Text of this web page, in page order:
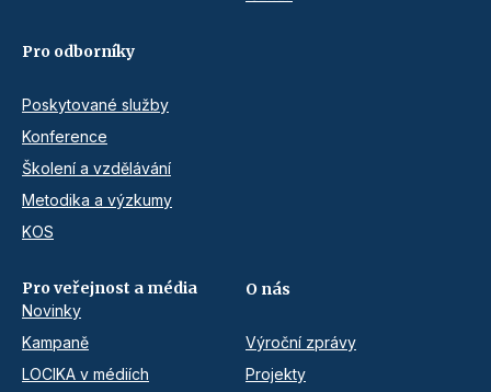
Pro odborníky
Poskytované služby
Konference
Školení a vzdělávání
Metodika a výzkumy
KOS
Pro veřejnost a média
Novinky
Kampaně
LOCIKA v médiích
O nás
Výroční zprávy
Projekty